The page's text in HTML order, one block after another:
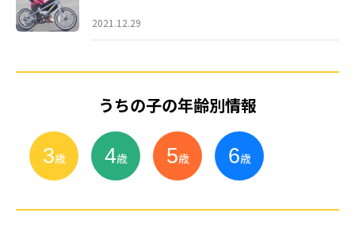
2021.12.29
うちの子の年齢別情報
3歳 4歳 5歳 6歳